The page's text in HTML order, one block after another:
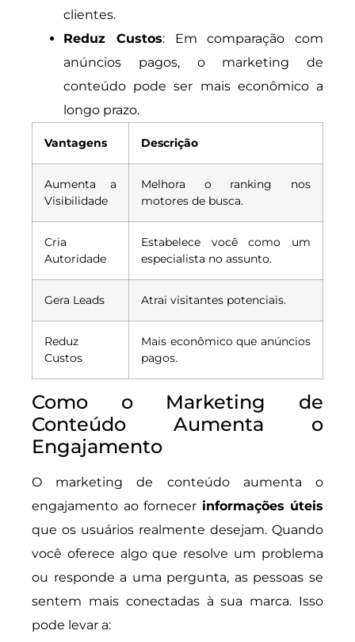
clientes.
Reduz Custos: Em comparação com
anúncios pagos, o marketing de
conteúdo pode ser mais econômico a
longo prazo.
Vantagens Descrição
Aumenta a
Visibilidade
Melhora o ranking nos
motores de busca.
Cria
Autoridade
Estabelece você como um
especialista no assunto.
Gera Leads Atrai visitantes potenciais.
Reduz
Custos
Mais econômico que anúncios
pagos.
Como o Marketing de
Conteúdo Aumenta o
Engajamento
O marketing de conteúdo aumenta o
engajamento ao fornecer informações úteis
que os usuários realmente desejam. Quando
você oferece algo que resolve um problema
ou responde a uma pergunta, as pessoas se
sentem mais conectadas à sua marca. Isso
pode levar a: